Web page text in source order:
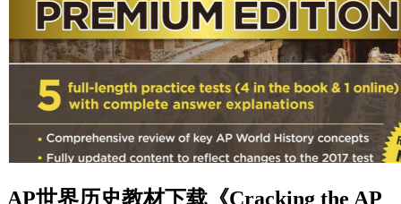
AP世界历史教材下载《Cracking the AP